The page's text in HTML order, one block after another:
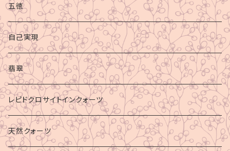
心身の癒し
グラウディング
マイナスエネルギーからの防御
ビジネス成功
財運
五徳
自己実現
翡翠
レピドクロサイトインクォーツ
天然クォーツ